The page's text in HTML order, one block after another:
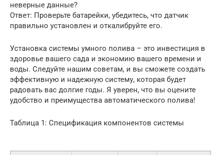
неверные данные?
Ответ: Проверьте батарейки, убедитесь, что датчик
правильно установлен и откалибруйте его.
Установка системы умного полива – это инвестиция в
здоровье вашего сада и экономию вашего времени и
воды. Следуйте нашим советам, и вы сможете создать
эффективную и надежную систему, которая будет
радовать вас долгие годы. Я уверен, что вы оцените
удобство и преимущества автоматического полива!
Таблица 1: Спецификация компонентов системы